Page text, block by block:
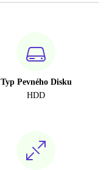
Typ Pevného Disku
HDD